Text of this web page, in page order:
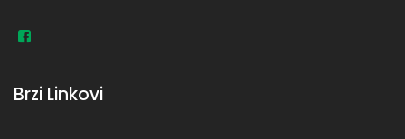
Brzi Linkovi